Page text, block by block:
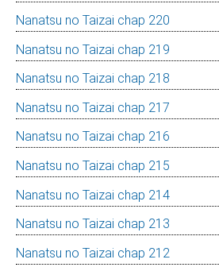
Nanatsu no Taizai chap 220
Nanatsu no Taizai chap 219
Nanatsu no Taizai chap 218
Nanatsu no Taizai chap 217
Nanatsu no Taizai chap 216
Nanatsu no Taizai chap 215
Nanatsu no Taizai chap 214
Nanatsu no Taizai chap 213
Nanatsu no Taizai chap 212